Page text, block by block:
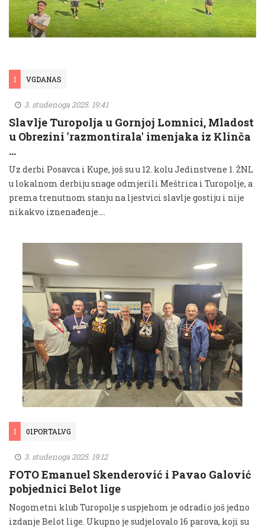
I VGDANAS
3. studenoga 2025. 19:41
Slavlje Turopolja u Gornjoj Lomnici, Mladost
u Obrezini 'razmontirala' imenjaka iz Klinča
…
Uz derbi Posavca i Kupe, još su u 12. kolu Jedinstvene 1. ŽNL
u lokalnom derbiju snage odmjerili Meštrica i Turopolje, a
prema trenutnom stanju na ljestvici slavlje gostiju i nije
nikakvo iznenađenje....
I 01PORTALVG
3. studenoga 2025. 19:12
FOTO Emanuel Skenderović i Pavao Galović
pobjednici Belot lige
Nogometni klub Turopolje s uspjehom je odradio još jedno
izdanje Belot lige. Ukupno je sudjelovalo 16 parova, koji su